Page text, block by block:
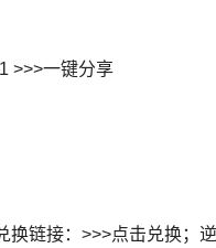
>>>一键分享
换链接：>>>点击兑换；逆